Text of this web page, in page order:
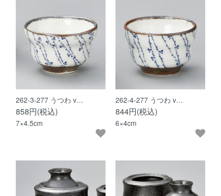
262-3-277 うつわ v…
858円(税込)
7×4.5cm
262-4-277 うつわ v…
844円(税込)
6×4cm